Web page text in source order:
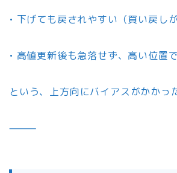
• 下げても戻されやすい（買い戻しが
• 高値更新後も急落せず、高い位置
という、上方向にバイアスがかかっ
⸻